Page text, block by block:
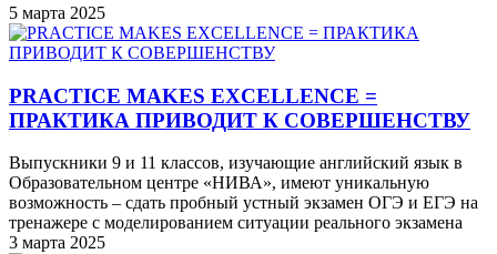
5 марта 2025
PRACTICE MAKES EXCELLENCE =
ПРАКТИКА ПРИВОДИТ К СОВЕРШЕНСТВУ
Выпускники 9 и 11 классов, изучающие английский язык в
Образовательном центре «НИВА», имеют уникальную
возможность – сдать пробный устный экзамен ОГЭ и ЕГЭ на
тренажере с моделированием ситуации реального экзамена
3 марта 2025